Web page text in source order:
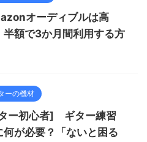
オーディブルは高
半額で3か月間利用する方
ーの機材
ー初心者] ギター練習
何が必要？「ないと困る